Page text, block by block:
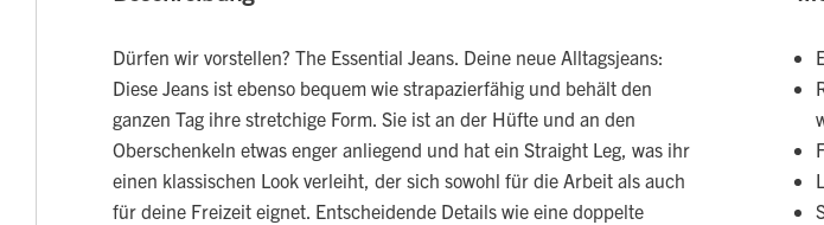
Dürfen wir vorstellen? The Essential Jeans. Deine neue Alltagsjeans:
Diese Jeans ist ebenso bequem wie strapazierfähig und behält den
ganzen Tag ihre stretchige Form. Sie ist an der Hüfte und an den
Oberschenkeln etwas enger anliegend und hat ein Straight Leg, was ihr
einen klassischen Look verleiht, der sich sowohl für die Arbeit als auch
für deine Freizeit eignet. Entscheidende Details wie eine doppelte